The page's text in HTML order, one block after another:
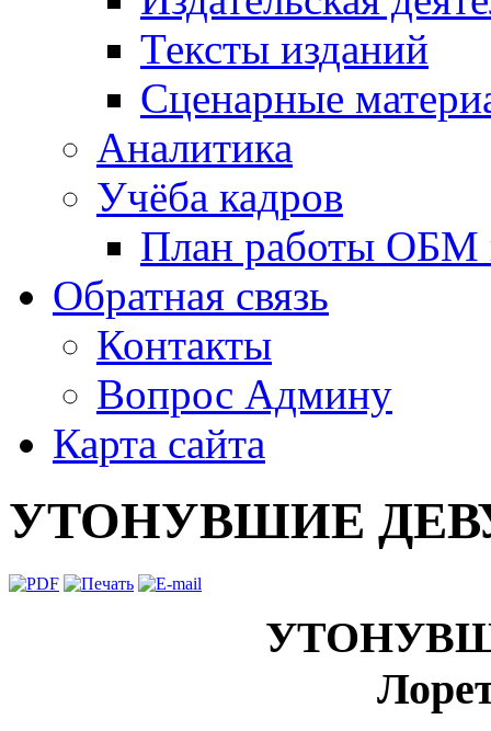
Тексты изданий
Сценарные
Аналитика
Учёба кадров
План работы ОБМ
Обратная связь
Контакты
Вопрос Админу
Карта сайта
УТОНУВШИЕ